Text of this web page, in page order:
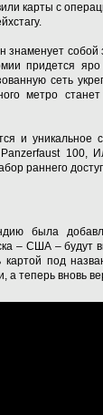
карты с
знаменует
придется
сеть
метро
и уникальное
100,
раннего
была
– США – будут
картой под
а теперь вновь